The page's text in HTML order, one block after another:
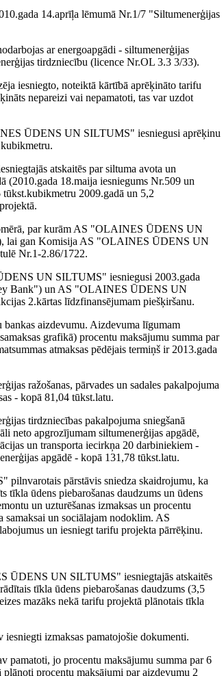
14.aprīļa lēmumā Nr.1/7 "Siltumenerģijas
ar energoapgādi - siltumenerģijas
tirdzniecību (licence Nr.OL 3.3 3/33).
iesniegto, noteiktā kārtībā aprēķināto tarifu
nepareizi vai nepamatoti, tas var uzdot
ŪDENS UN SILTUMS" iesniegusi aprēķinu
atskaitēs par siltuma avota un
(2010.gada 18.maija iesniegums Nr.509 un
tūkst.kubikmetru 2009.gadā un 5,2
par kurām AS "OLAINES ŪDENS UN
lai gan Komisija AS "OLAINES ŪDENS UN
Nr.1-2.86/1722.
UN SILTUMS" iesniegusi 2003.gada
Bank") un AS "OLAINES ŪDENS UN
2.kārtas līdzfinansējumam piešķiršanu.
aizdevumu. Aizdevuma līgumam
grafikā) procentu maksājumu summa par
atmaksas pēdējais termiņš ir 2013.gada
ražošanas, pārvades un sadales pakalpojuma
- kopā 81,04 tūkst.latu.
tirdzniecības pakalpojuma sniegšanā
neto apgrozījumam siltumenerģijas apgādē,
un transporta iecirkņa 20 darbiniekiem -
apgādē - kopā 131,78 tūkst.latu.
pārstāvis sniedza skaidrojumu, ka
ūdens piebarošanas daudzums un ūdens
un uzturēšanas izmaksas un procentu
samaksai un sociālajam nodoklim. AS
un iesniegt tarifu projekta pārrēķinu.
ŪDENS UN SILTUMS" iesniegtajās atskaitēs
tīkla ūdens piebarošanas daudzums (3,5
mazāks nekā tarifu projektā plānotais tīkla
izmaksas pamatojošie dokumenti.
pamatoti, jo procentu maksājumu summa par 6
procentu maksājumi par aizdevumu 2